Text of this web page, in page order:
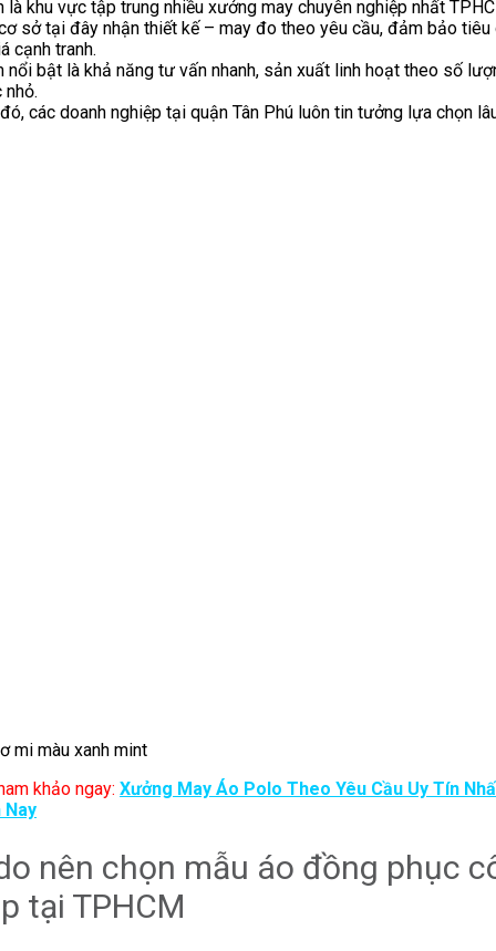
là khu vực tập trung nhiều xưởng may chuyên nghiệp nhất
sở tại đây nhận thiết kế – may đo theo yêu cầu, đảm bảo tiêu
cạnh tranh.
nổi bật là khả năng tư vấn nhanh, sản xuất linh hoạt theo số
nhỏ.
các doanh nghiệp tại quận Tân Phú luôn tin tưởng lựa chọn
mi màu xanh mint
khảo ngay: Xưởng May Áo Polo Theo Yêu Cầu Uy Tín
Nay
nên chọn mẫu áo đồng phục
tại TPHCM